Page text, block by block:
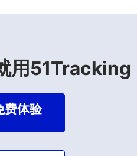
用51Tracking
费体验